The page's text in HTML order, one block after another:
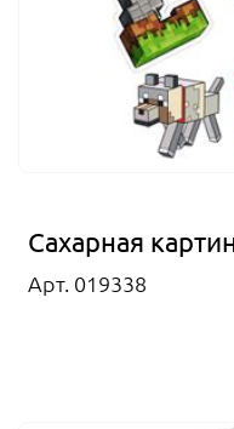
Сахарная
Арт. 019338